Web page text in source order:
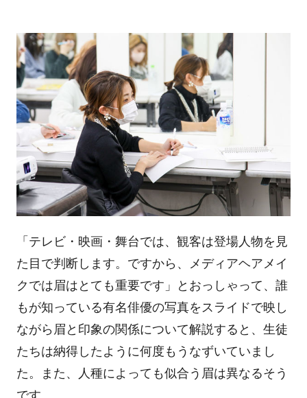
「テレビ・映画・舞台では、観客は登場人物を見
た目で判断します。ですから、メディアヘアメイ
クでは眉はとても重要です」とおっしゃって、誰
もが知っている有名俳優の写真をスライドで映し
ながら眉と印象の関係について解説すると、生徒
たちは納得したように何度もうなずいていまし
た。また、人種によっても似合う眉は異なるそう